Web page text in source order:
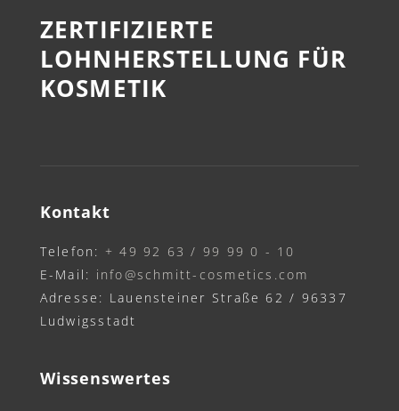
ZERTIFIZIERTE
LOHNHERSTELLUNG FÜR
KOSMETIK
Kontakt
Telefon: + 49 92 63 / 99 99 0 - 10
E-Mail: info@schmitt-cosmetics.com
Adresse: Lauensteiner Straße 62 / 96337
Ludwigsstadt
Wissenswertes